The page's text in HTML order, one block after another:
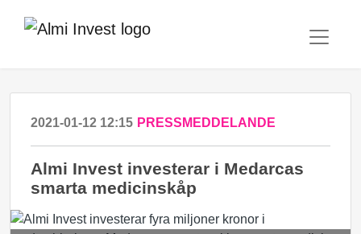
2021-01-12 12:15 PRESSMEDDELANDE
Almi Invest investerar i Medarcas
smarta medicinskåp